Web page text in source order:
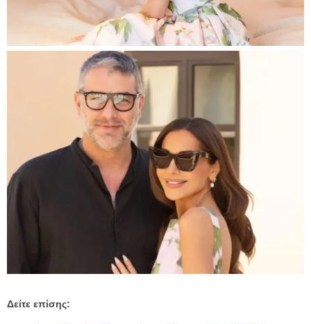
Δείτε επίσης: